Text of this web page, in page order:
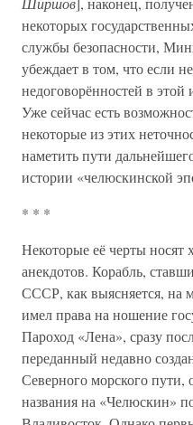
некоторых
службы безопасности,
убеждает в том, что если
недоговорённостей в этой
Уже сейчас есть
некоторые из этих
наметить пути
истории «челюскинской
* * *
Некоторые её черты носят
анекдотов. Корабль,
СССР, как выясняется, на
имел права на ношение
Пароход «Лена», сразу
переданный недавно
Северного морского пути,
названия на «Челюскин»